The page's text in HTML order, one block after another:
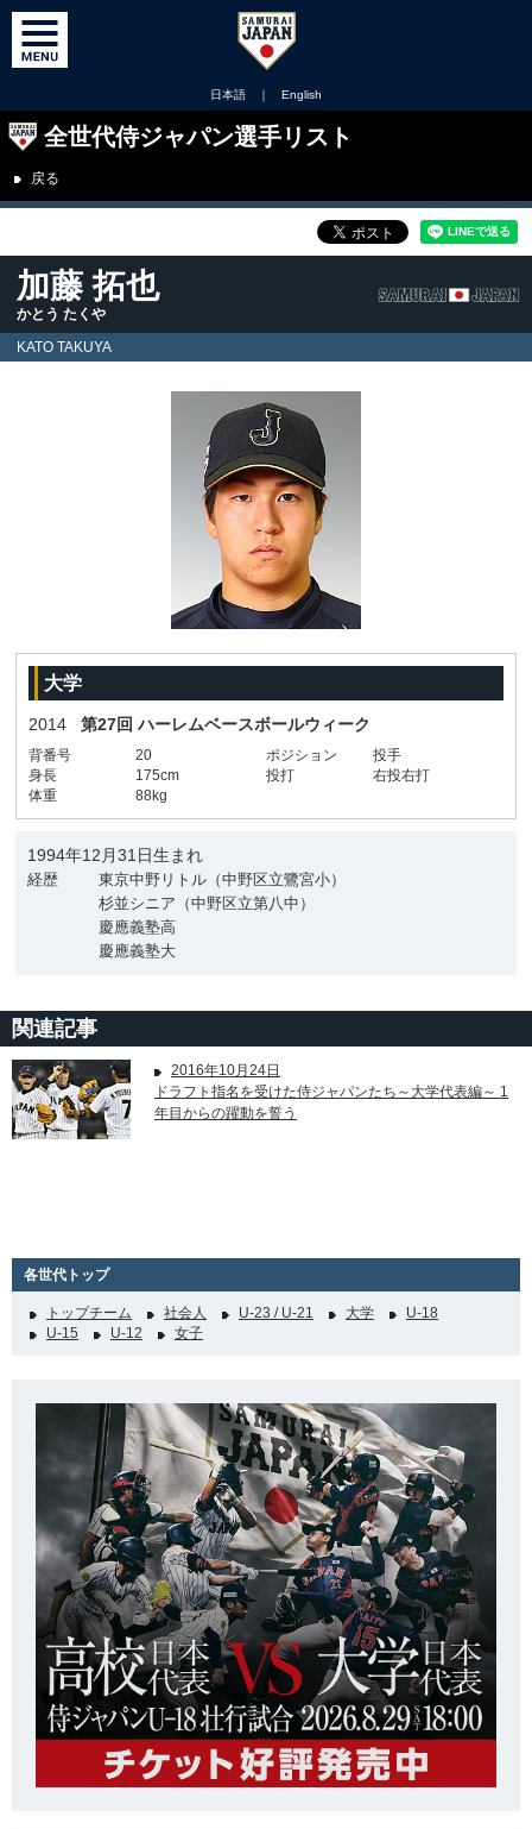
日本語 ｜ English
全世代侍ジャパン選手リスト
戻る
加藤 拓也
かとう たくや
KATO TAKUYA
大学
2014 第27回 ハーレムベースボールウィーク
背番号 20 ポジション
投手
身長
175cm 投打
右投右打
体重
88kg
1994年12月31日生まれ
経歴
東京中野リトル（中野区立鷺宮小）
杉並シニア（中野区立第八中）
慶應義塾高
慶應義塾大
関連記事
2016年10月24日
ドラフト指名を受けた侍ジャパンたち～大学代表編～ 1
年目からの躍動を誓う
各世代トップ
トップチーム 社会人 U-23 / U-21 大学
U-18
U-15
U-12 女子